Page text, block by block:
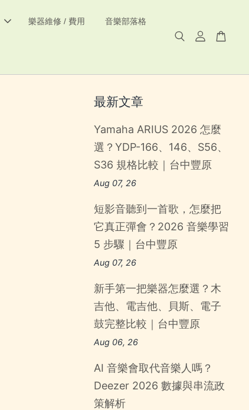
樂器維修 / 費用 音樂部落格
最新文章
Yamaha ARIUS 2026 怎麼
選？YDP-166、146、S56、
S36 規格比較｜台中豐原
Aug 07, 26
短影音聽到一首歌，怎麼把
它真正彈會？2026 音樂學習
5 步驟｜台中豐原
Aug 07, 26
新手第一把樂器怎麼選？木
吉他、電吉他、貝斯、電子
鼓完整比較｜台中豐原
Aug 06, 26
AI 音樂會取代音樂人嗎？
Deezer 2026 數據與串流政
策解析